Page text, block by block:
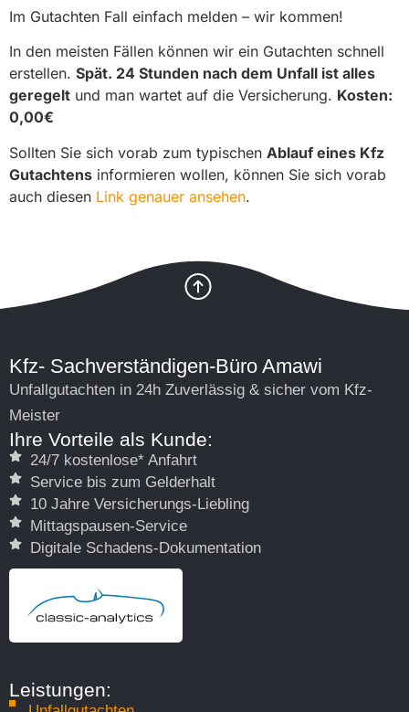
Im Gutachten Fall einfach melden – wir kommen!
In den meisten Fällen können wir ein Gutachten schnell
erstellen. Spät. 24 Stunden nach dem Unfall ist alles
geregelt und man wartet auf die Versicherung. Kosten:
0,00€
Sollten Sie sich vorab zum typischen Ablauf eines Kfz
Gutachtens informieren wollen, können Sie sich vorab
auch diesen Link genauer ansehen.
Kfz- Sachverständigen-Büro Amawi
Unfallgutachten in 24h Zuverlässig & sicher vom Kfz-
Meister
Ihre Vorteile als Kunde:
24/7 kostenlose* Anfahrt
Service bis zum Gelderhalt
10 Jahre Versicherungs-Liebling
Mittagspausen-Service
Digitale Schadens-Dokumentation
Leistungen: